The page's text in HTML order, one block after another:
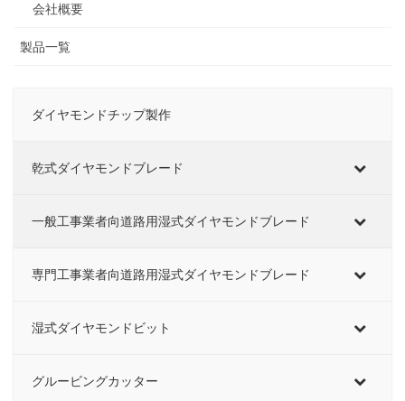
会社概要
製品一覧
ダイヤモンドチップ製作
乾式ダイヤモンドブレード
一般工事業者向道路用湿式ダイヤモンドブレード
専門工事業者向道路用湿式ダイヤモンドブレード
湿式ダイヤモンドビット
グルービングカッター